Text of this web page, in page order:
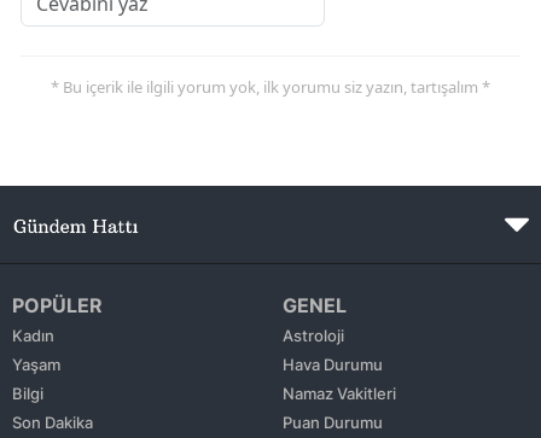
* Bu içerik ile ilgili yorum yok, ilk yorumu siz yazın, tartışalım *
POPÜLER
Kadın
Yaşam
Bilgi
Son Dakika
GENEL
Astroloji
Hava Durumu
Namaz Vakitleri
Puan Durumu